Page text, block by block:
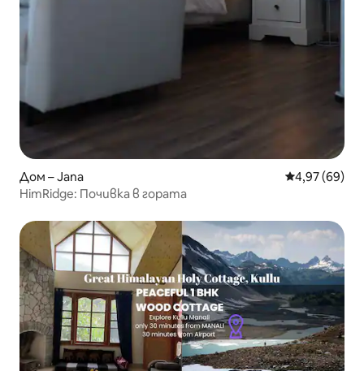
Дом – Jana Средна
4,97 (69)
HimRidge: Почивка в гората